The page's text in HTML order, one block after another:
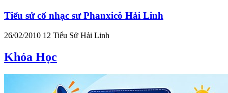
Tiểu sử cố nhạc sư Phanxicô Hải Linh
26/02/2010 12 Tiểu Sử Hải Linh
Khóa Học